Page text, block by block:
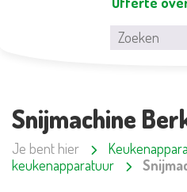
Snijmachine
Je bent hier
keukenapparatuur